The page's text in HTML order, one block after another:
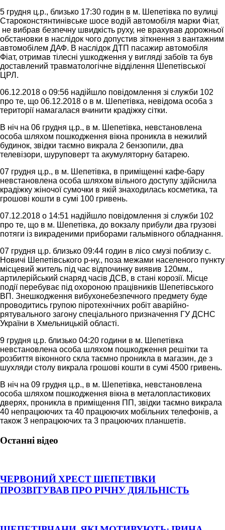
5 грудня ц.р., близько 17:30 годин в м. Шепетівка по вулиці
Староконстянтинівське шосе водій автомобіля марки Фіат,
не вибрав безпечну швидкість руху, не врахував дорожньої
обстановки в наслідок чого допустив зіткнення з вантажним
автомобілем ДАФ. В наслідок ДТП пасажир автомобіля
Фіат, отримав тілесні ушкодження у вигляді забоїв та був
доставлений травматологічне відділення Шепетівської
ЦРЛ.
06.12.2018 о 09:56 надійшло повідомлення зі служби 102
про те, що 06.12.2018 о в м. Шепетівка, невідома особа з
території намагалася вчинити крадіжку сітки.
В ніч на 06 грудня ц.р., в м. Шепетівка, невстановлена
особа шляхом пошкодження вікна проникла в нежилий
будинок, звідки таємно викрала 2 бензопили, два
телевізори, шуруповерт та акумуляторну батарею.
07 грудня ц.р., в м. Шепетівка, в приміщенні кафе-бару
невстановлена особа шляхом вільного доступу здійснила
крадіжку жіночої сумочки в якій знаходилась косметика, та
грошові кошти в сумі 100 гривень.
07.12.2018 о 14:51 надійшло повідомлення зі служби 102
про те, що в м. Шепетівка, до вокзалу прибули два грузові
потяги із викраденими приборами гальмівного обладнання.
07 грудня ц.р. близько 09:44 годин в лісо смузі поблизу с.
Новичі Шепетівського р-ну., поза межами населеного пункту
місцевий житель під час відпочинку виявив 120мм.,
артилерійський снаряд часів ДСВ, в стані корозії. Місце
події перебуває під охороною працівників Шепетівського
ВП. Знешкодження вибухонебезпечного предмету буде
проводитись групою піротехнічних робіт аварійно-
рятувального загону спеціального призначення ГУ ДСНС
України в Хмельницькій області.
9 грудня ц.р. близько 04:20 години в м. Шепетівка
невстановлена особа шляхом пошкодження решітки та
розбиття віконного скла таємно проникла в магазин, де з
шухляди столу викрала грошові кошти в сумі 4500 гривень.
В ніч на 09 грудня ц.р., в м. Шепетівка, невстановлена
особа шляхом пошкодження вікна в металопластикових
дверях, проникла в приміщення ПП, звідки таємно викрала
40 непрацюючих та 40 працюючих мобільних телефонів, а
також 3 непрацюючих та 3 працюючих планшетів.
Останні відео
ЧЕРВОНИЙ ХРЕСТ ШЕПЕТІВКИ
ПРОЗВІТУВАВ ПРО РІЧНУ ДІЯЛЬНІСТЬ